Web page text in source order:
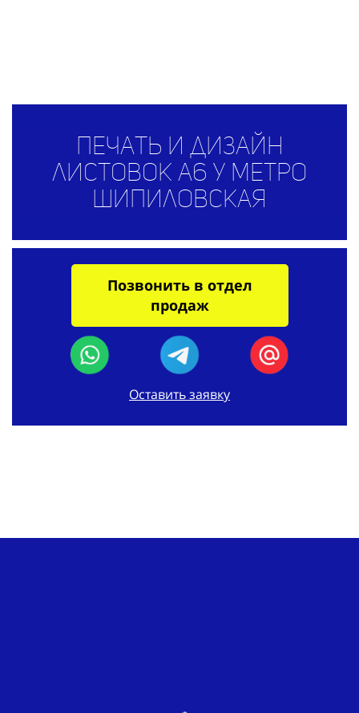
Печать и дизайн
листовок А6 у метро
Шипиловская
Позвонить в отдел
продаж
Оставить заявку